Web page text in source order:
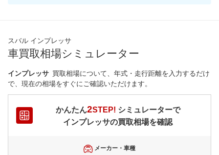
スバル インプレッサ
車買取相場シミュレーター
インプレッサ 買取相場について、年式・走行距離を入力するだけ
で、現在の相場をすぐにご確認いただけます。
かんたん2STEP! シミュレーターで
インプレッサの買取相場を確認
メーカー・車種